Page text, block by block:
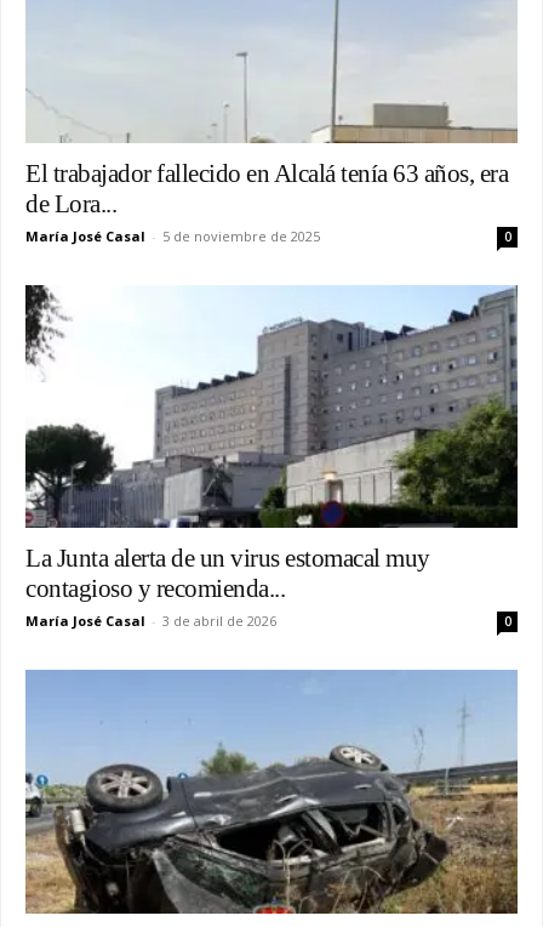
El trabajador fallecido en Alcalá tenía 63 años, era
de Lora...
María José Casal - 5 de noviembre de 2025 0
La Junta alerta de un virus estomacal muy
contagioso y recomienda...
María José Casal - 3 de abril de 2026 0